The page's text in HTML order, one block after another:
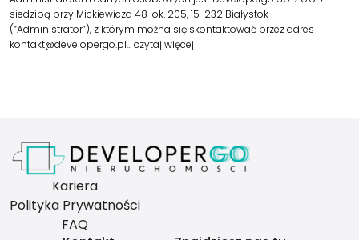
siedzibą przy Mickiewicza 48 lok. 205, 15-232 Białystok
(“Administrator”), z którym można się skontaktować przez adres
kontakt@developergo.pl…czytaj więcej
Kariera
Polityka Prywatności
FAQ